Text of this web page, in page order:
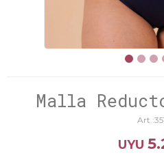
Malla
UYU